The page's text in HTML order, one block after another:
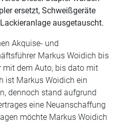
ersetzt, Schweißgeräte
ausgetauscht.
Akquise- und
Markus Woidich bis
mit dem Auto, bis dato mit
ist Markus Woidich ein
dennoch stand aufgrund
eine Neuanschaffung
möchte Markus Woidich